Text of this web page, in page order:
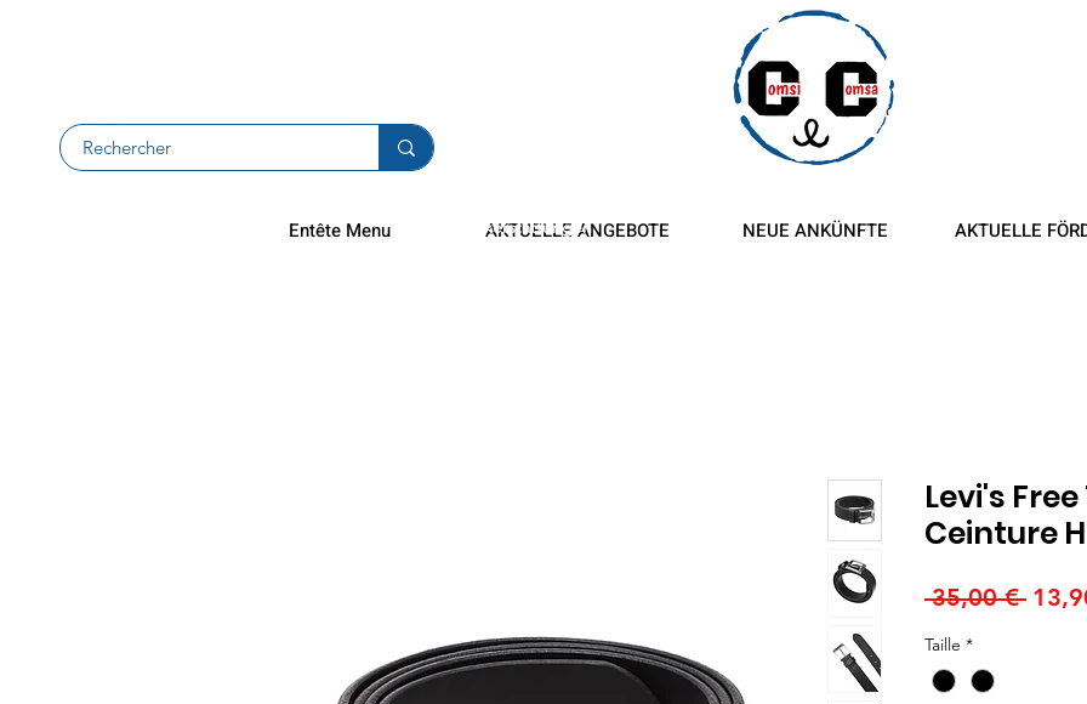
Entête Menu AKTUELLE ANGEBOTE NEUE ANKÜNFTE AKTUELLE
Rückerstattungen
Levi's Free
Ceinture
35,00 €
Taille *